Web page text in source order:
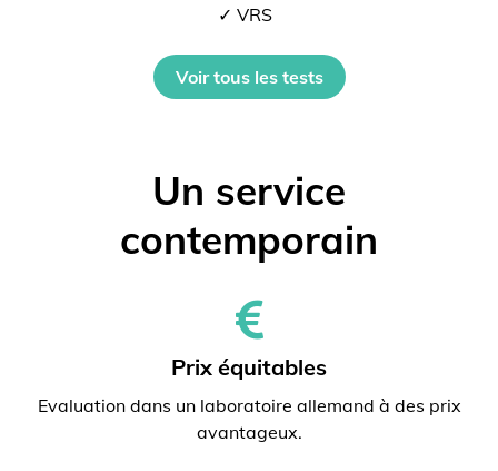
✓ VRS
Voir tous les tests
Un service
contemporain
Prix ​​équitables
Evaluation dans un laboratoire allemand à des prix
avantageux.